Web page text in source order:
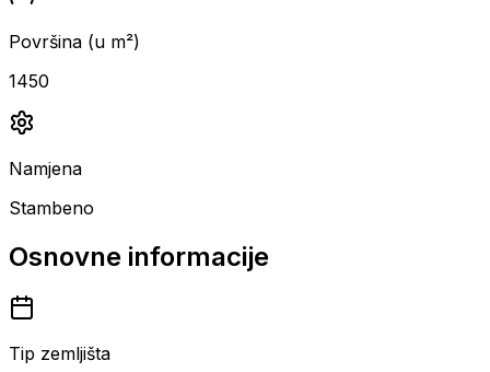
Površina (u m²)
1450
Namjena
Stambeno
Osnovne informacije
Tip zemljišta